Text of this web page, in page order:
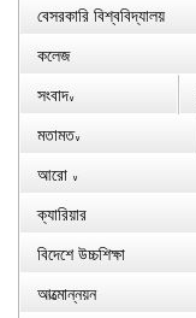
বেসরকারি বিশ্ববিদ্যালয়
কলেজ
সংবাদ∨
মতামত∨
আরো ∨
ক্যারিয়ার
বিদেশে উচ্চশিক্ষা
আত্মোন্নয়ন